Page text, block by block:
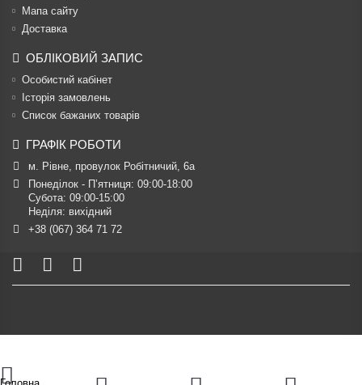
Мапа сайту
Доставка
ОБЛІКОВИЙ ЗАПИС
Особистий кабінет
Історія замовлень
Список бажаних товарів
ГРАФІК РОБОТИ
м. Рівне, провулок Робітничий, 6а
Понеділок - П’ятниця: 09:00-18:00
Субота: 09:00-15:00
Неділя: вихідний
+38 (067) 364 71 72